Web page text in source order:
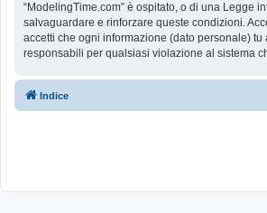
“ModelingTime.com” è ospitato, o di una Legge
salvaguardare e rinforzare queste condizioni.
accetti che ogni informazione (dato personale)
responsabili per qualsiasi violazione al sistema
Indice